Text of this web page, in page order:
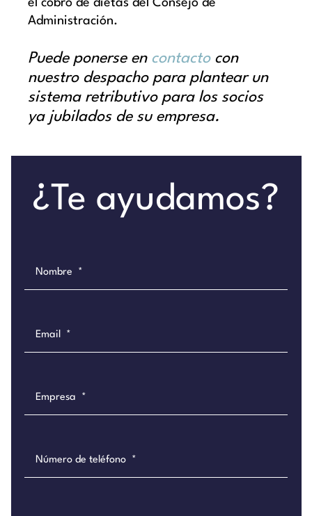
el cobro de dietas del Consejo de
Administración.
Puede ponerse en contactocon
nuestro despacho para plantear un
sistema retributivo para los socios
ya jubilados de su empresa.
¿Te ayudamos?